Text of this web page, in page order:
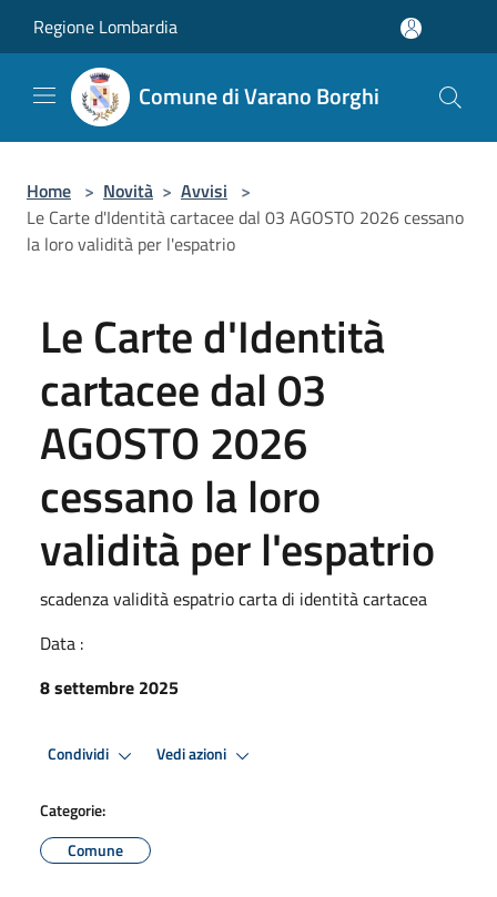
Regione Lombardia
Comune di Varano Borghi
Home > Novità > Avvisi >
Le Carte d'Identità cartacee dal 03 AGOSTO 2026 cessano
la loro validità per l'espatrio
Le Carte d'Identità
cartacee dal 03
AGOSTO 2026
cessano la loro
validità per l'espatrio
scadenza validità espatrio carta di identità cartacea
Data :
8 settembre 2025
Condividi Vedi azioni
Categorie:
Comune